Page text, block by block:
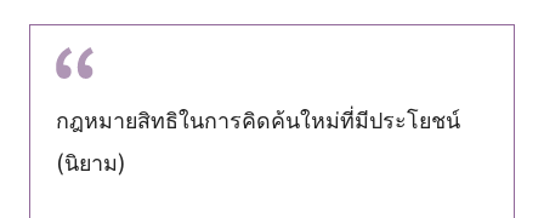
กฎหมายสิทธิในการคิดค้นใหม่ที่มีประโยชน์
(นิยาม)